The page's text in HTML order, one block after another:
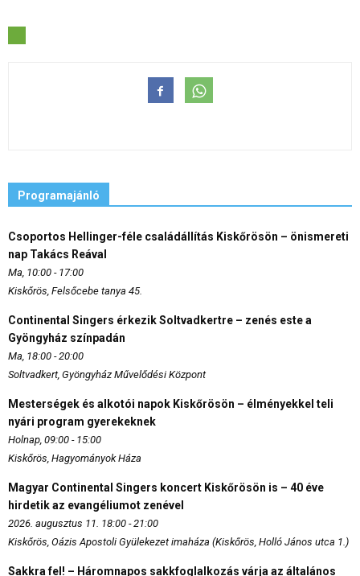
Programajánló
Csoportos Hellinger-féle családállítás Kiskőrösön – önismereti
nap Takács Reával
Ma, 10:00 - 17:00
Kiskőrös, Felsőcebe tanya 45.
Continental Singers érkezik Soltvadkertre – zenés este a
Gyöngyház színpadán
Ma, 18:00 - 20:00
Soltvadkert, Gyöngyház Művelődési Központ
Mesterségek és alkotói napok Kiskőrösön – élményekkel teli
nyári program gyerekeknek
Holnap, 09:00 - 15:00
Kiskőrös, Hagyományok Háza
Magyar Continental Singers koncert Kiskőrösön is – 40 éve
hirdetik az evangéliumot zenével
2026. augusztus 11. 18:00 - 21:00
Kiskőrös, Oázis Apostoli Gyülekezet imaháza (Kiskőrös, Holló János utca 1.)
Sakkra fel! – Háromnapos sakkfoglalkozás várja az általános